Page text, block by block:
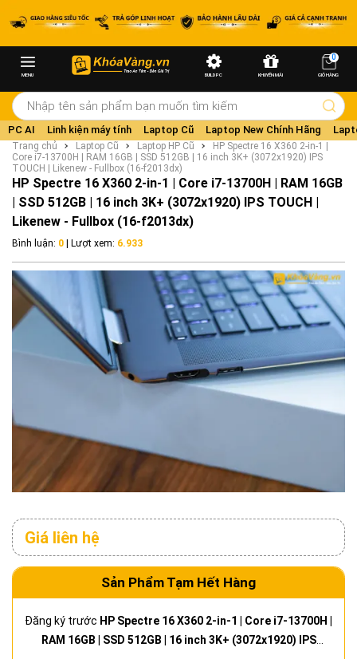
MENU BUILD PC KHUYẾN MÃI
0
GIỎ HÀNG
PC AI Linh kiện máy tính Laptop Cũ Laptop New Chính Hãng
Trang chủ Laptop Cũ Laptop HP Cũ
HP Spectre 16 X360 2-in-1 |
Core i7-13700H | RAM 16GB | SSD 512GB | 16 inch 3K+ (3072x1920) IPS
TOUCH | Likenew - Fullbox (16-f2013dx)
HP Spectre 16 X360 2-in-1 | Core i7-13700H | RAM 16GB
| SSD 512GB | 16 inch 3K+ (3072x1920) IPS TOUCH |
Likenew - Fullbox (16-f2013dx)
Bình luận: 0 | Lượt xem: 6.933
Giá liên hệ
Sản Phẩm Tạm Hết Hàng
Đăng ký trước HP Spectre 16 X360 2-in-1 | Core i7-13700H |
RAM 16GB | SSD 512GB | 16 inch 3K+ (3072x1920) IPS